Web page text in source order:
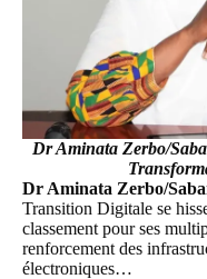
Dr Aminata Zerbo/
Dr Aminata Zerbo/
Transition Digitale se
classement pour ses
renforcement des
électroniques…